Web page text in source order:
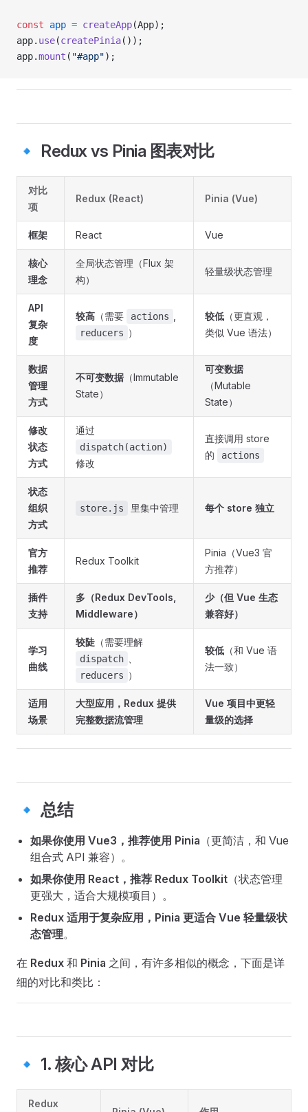
const app = createApp(App);
app. use(createPinia());
app.mount ( "#app");
🔹 Redux vs Pinia 图表对比
对比
项
Redux (React) Pinia (Vue)
框架 React Vue
核心
理念
全局状态管理（Flux 架
构）
轻量级状态管理
API
复杂
度
较高 （需要 actions
reducers ）
较低 （更直观，
类似 Vue 语法）
数据
管理
方式
不可变数据 （Immutable
State）
可变数据
（Mutable
State）
修改
状态
方式
通过
dispatch(action)
修改
直接调用 store
的
actions
状态
组织
方式
store.js 里集中管理 每个 store 独立
官方
推荐
Redux Toolkit
Pinia（Vue3 官
方推荐）
插件
支持
多（Redux DevTools,
Middleware）
少（但 Vue 生态
兼容好）
学习
曲线
较陡 （需要理解
dispatch
reducers ）
较低 （和 Vue 语
法一致）
适用
场景
大型应用，Redux 提供
完整数据流管理
Vue 项目中更轻
量级的选择
🔹 总结
如果你使用 Vue3，推荐使用 Pinia （更简洁，和 Vue
组合式 API 兼容）。
如果你使用 React，推荐 Redux Toolkit （状态管理
更强大，适合大规模项目）。
Redux 适用于复杂应用，Pinia 更适合 Vue 轻量级状
态管理。
在 Redux 和 Pinia 之间，有许多相似的概念，下面是详
细的对比和类比：
🔹 1. 核心 API 对比
Redux